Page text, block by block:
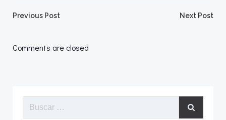
Navegación
por
entradas
Previous Post
entradas
Next Post
Comments are closed
Buscar: